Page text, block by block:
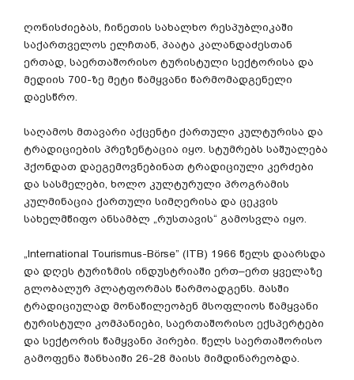
ღონისძიებას, ჩინეთის სახალხო რესპუბლიკაში
საქართველოს ელჩთან, პაატა კალანდაძესთან
ერთად, საერთაშორისო ტურისტული სექტორისა და
მედიის 700-ზე მეტი წამყვანი წარმომადგენელი
დაესწრო.
საღამოს მთავარი აქცენტი ქართული კულტურისა და
ტრადიციების პრეზენტაცია იყო სტუმრებს საშუალება
ჰქონდათ დაეგემოვნებინათ ტრადიციული კერძები
და სასმელები ხოლო კულტურული პროგრამის
კულმინაცია ქართული სიმღერისა და ცეკვის
სახელმწიფო ანსამბლ რუსთავის“ გამოსვლა იყო
„International Tourismus-Börse” (ITB) 1966 წელს დაარსდა
და დღეს ტურიზმის ინდუსტრიაში ერთ–ერთ ყველაზე
გლობალურ პლატფორმას წარმოადგენს მასში
ტრადიციულად მონაწილეობენ მსოფლიოს წამყვანი
ტურისტული კომპანიები საერთაშორისო ექსპერტები
და სექტორის წამყვანი პირები წელს საერთაშორისო
გამოფენა შანხაიში 26-28 მაისს მიმდინარეობდა